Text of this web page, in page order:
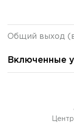
Общий выход
Включенные